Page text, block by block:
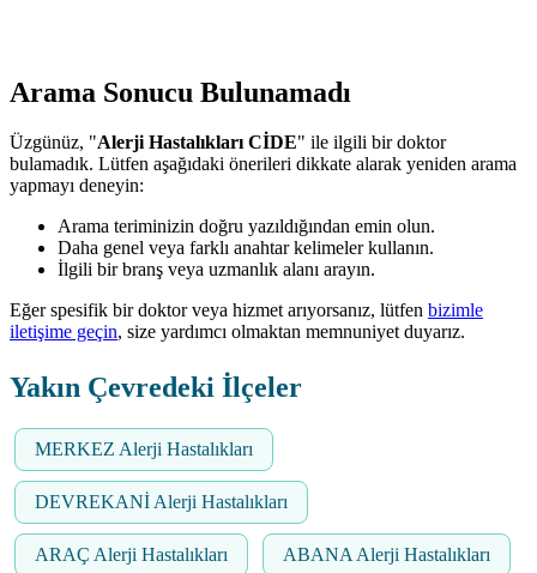
Arama Sonucu Bulunamadı
Üzgünüz, "Alerji Hastalıkları CİDE" ile ilgili bir doktor
bulamadık. Lütfen aşağıdaki önerileri dikkate alarak yeniden arama
yapmayı deneyin:
Arama teriminizin doğru yazıldığından emin olun.
Daha genel veya farklı anahtar kelimeler kullanın.
İlgili bir branş veya uzmanlık alanı arayın.
Eğer spesifik bir doktor veya hizmet arıyorsanız, lütfen bizimle
iletişime geçin, size yardımcı olmaktan memnuniyet duyarız.
Yakın Çevredeki İlçeler
MERKEZ Alerji Hastalıkları
DEVREKANİ Alerji Hastalıkları
ARAÇ Alerji Hastalıkları ABANA Alerji Hastalıkları